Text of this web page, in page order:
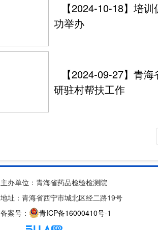
【2024-10-18】培
功举办
【2024-09-27】青
研驻村帮扶工作
主办单位：青海省药品检验检测院
地址：青海省西宁市城北区经二路19号
备案号：
青ICP备16000410号-1